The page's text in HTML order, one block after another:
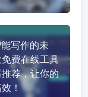
写作的未
费在线工具
荐，让你的
！